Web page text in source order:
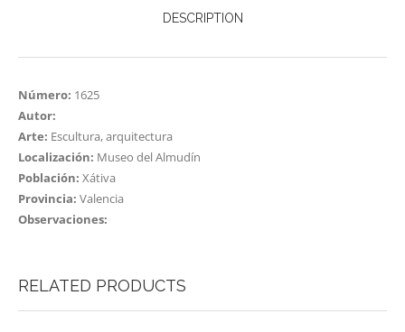
DESCRIPTION
Número: 1625
Autor:
Arte: Escultura, arquitectura
Localización: Museo del Almudín
Población: Xátiva
Provincia: Valencia
Observaciones:
RELATED PRODUCTS